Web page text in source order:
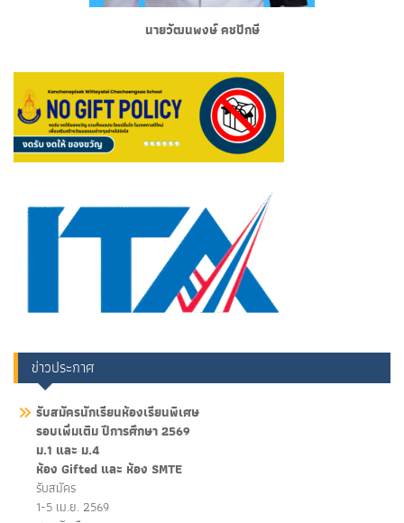
นายวัฒนพงษ์ คชปักษี
ข่าวประกาศ
รับสมัครนักเรียนห้องเรียนพิเศษ
รอบเพิ่มเติม ปีการศึกษา 2569
ม.1 และ ม.4
ห้อง Gifted และ ห้อง SMTE
รับสมัคร
1-5 เม.ย. 2569